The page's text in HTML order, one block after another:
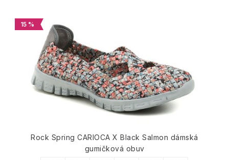
15 %
Rock Spring CARIOCA X Black Salmon dámská
gumičková obuv